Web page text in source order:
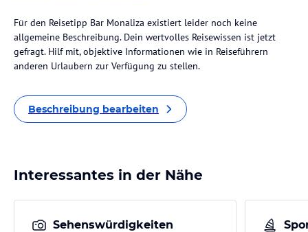
Für den Reisetipp Bar Monaliza existiert leider noch keine
allgemeine Beschreibung. Dein wertvolles Reisewissen ist jetzt
gefragt. Hilf mit, objektive Informationen wie in Reiseführern
anderen Urlaubern zur Verfügung zu stellen.
Beschreibung bearbeiten
Interessantes in der Nähe
Sehenswürdigkeiten